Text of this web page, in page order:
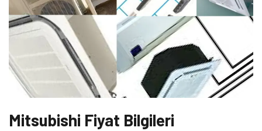
Mitsubishi Fiyat Bilgileri